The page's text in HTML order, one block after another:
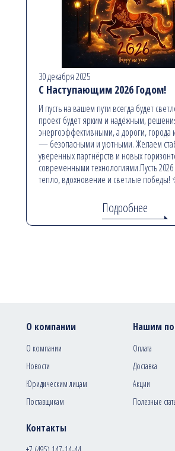
30 декабря 2025
С Наступающим 2026 Годом!
И пусть на вашем пути всегда будет
проект будет ярким и надёжным,
энергоэффективными, а дороги, города
— безопасными и уютными. Желаем
уверенных партнёрств и новых
современными технологиями.Пусть
тепло, вдохновение и светлые победы!
Подробнее
Контакты
О компании
О компании
Новости
Юридическим лицам
Поставщикам
Нашим
Оплата
Доставка
Акции
Полезные